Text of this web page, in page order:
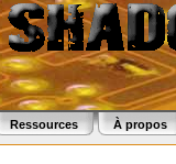
Ressources À propos